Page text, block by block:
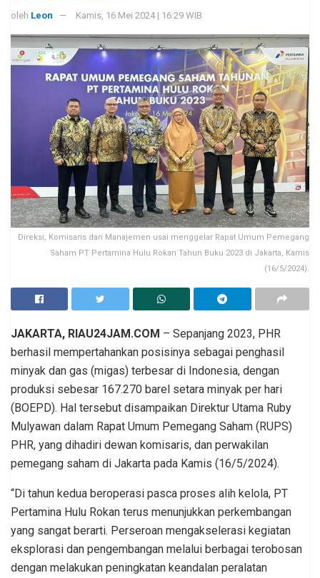
oleh Leon Kamis, 16 Mei 2024 | 16:29 WIB
Direksi, Komisaris dan Manajemen usai menggelar Rapat Umum Pemegang
Saham PT Pertamina Hulu Rokan Tahun Buku 2023 di Jakarta, Kamis
(16/5/2024).
JAKARTA, RIAU24JAM.COM – Sepanjang 2023, PHR
berhasil mempertahankan posisinya sebagai penghasil
minyak dan gas (migas) terbesar di Indonesia, dengan
produksi sebesar 167.270 barel setara minyak per hari
(BOEPD). Hal tersebut disampaikan Direktur Utama Ruby
Mulyawan dalam Rapat Umum Pemegang Saham (RUPS)
PHR, yang dihadiri dewan komisaris, dan perwakilan
pemegang saham di Jakarta pada Kamis (16/5/2024).
“Di tahun kedua beroperasi pasca proses alih kelola, PT
Pertamina Hulu Rokan terus menunjukkan perkembangan
yang sangat berarti. Perseroan mengakselerasi kegiatan
eksplorasi dan pengembangan melalui berbagai terobosan
dengan melakukan peningkatan keandalan peralatan